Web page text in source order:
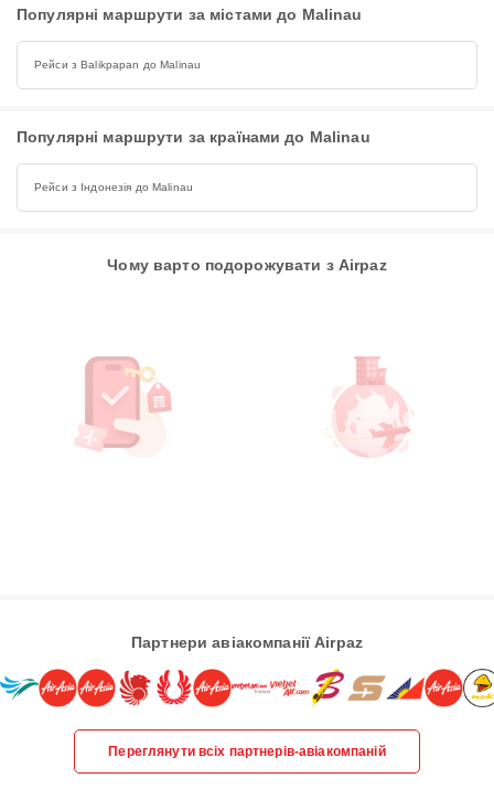
Популярні маршрути за містами до Malinau
Рейси з Balikpapan до Malinau
Популярні маршрути за країнами до Malinau
Рейси з Індонезія до Malinau
Чому варто подорожувати з Airpaz
Партнери авіакомпанії Airpaz
Переглянути всіх партнерів-авіакомпаній